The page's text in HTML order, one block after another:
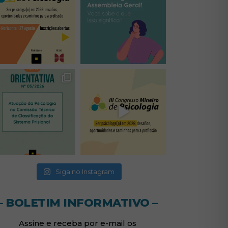
(abre em nova janela)
Siga no Instagram(abre em nova janela)
BOLETIM INFORMATIVO –
Assine e receba por e-mail os